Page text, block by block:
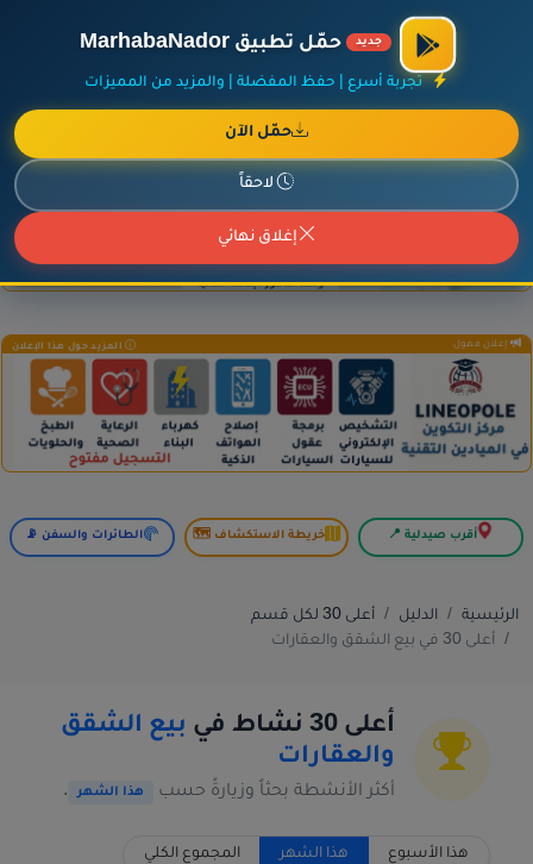
أضف نشاطك مجاناً
جديد حمّل تطبيق MarhabaNador
تجربة أسرع | حفظ المفضلة | والمزيد من المميزات
حمّل الآن
لاحقاً
إغلاق نهائي
إعلان ممول المزيد حول هذا الإعلان
إعلان ممول المزيد حول هذا الإعلان
أقرب صيدلية 📍 خريطة الاستكشاف 🗺️ الطائرات والسفن 📡
الرئيسية الدليل
أعلى 30 لكل قسم
أعلى 30 في بيع الشقق والعقارات
أعلى 30 نشاط في
بيع الشقق
والعقارات
أكثر الأنشطة بحثاً وزيارةً حسب هذا الشهر .
هذا الأسبوع هذا الشهر المجموع الكلي